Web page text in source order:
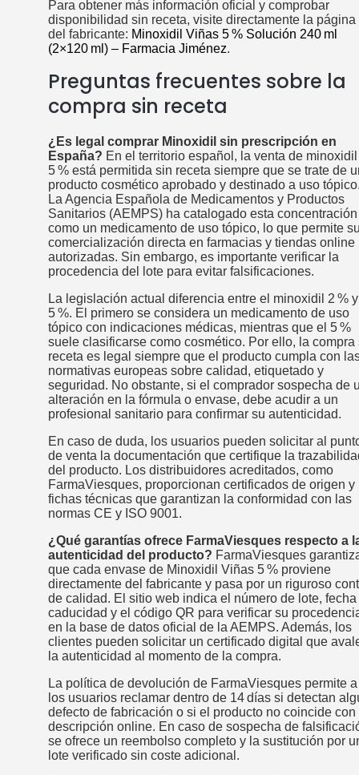
Para obtener más información oficial y comprobar
disponibilidad sin receta, visite directamente la página
del fabricante: Minoxidil Viñas 5 % Solución 240 ml
(2×120 ml) – Farmacia Jiménez.
Preguntas frecuentes sobre la
compra sin receta
¿Es legal comprar Minoxidil sin prescripción en
España? En el territorio español, la venta de
5 % está permitida sin receta siempre que se trate de
producto cosmético aprobado y destinado a uso
La Agencia Española de Medicamentos y Productos
Sanitarios (AEMPS) ha catalogado esta concentración
como un medicamento de uso tópico, lo que permite
comercialización directa en farmacias y tiendas online
autorizadas. Sin embargo, es importante verificar la
procedencia del lote para evitar falsificaciones.
La legislación actual diferencia entre el minoxidil 2 %
5 %. El primero se considera un medicamento de uso
tópico con indicaciones médicas, mientras que el 5 %
suele clasificarse como cosmético. Por ello, la compra
receta es legal siempre que el producto cumpla con
normativas europeas sobre calidad, etiquetado y
seguridad. No obstante, si el comprador sospecha de
alteración en la fórmula o envase, debe acudir a un
profesional sanitario para confirmar su autenticidad.
En caso de duda, los usuarios pueden solicitar al
de venta la documentación que certifique la
del producto. Los distribuidores acreditados, como
FarmaViesques, proporcionan certificados de origen y
fichas técnicas que garantizan la conformidad con las
normas CE y ISO 9001.
¿Qué garantías ofrece FarmaViesques respecto a
autenticidad del producto? FarmaViesques
que cada envase de Minoxidil Viñas 5 % proviene
directamente del fabricante y pasa por un riguroso
de calidad. El sitio web indica el número de lote, fecha
caducidad y el código QR para verificar su
en la base de datos oficial de la AEMPS. Además, los
clientes pueden solicitar un certificado digital que
la autenticidad al momento de la compra.
La política de devolución de FarmaViesques permite a
los usuarios reclamar dentro de 14 días si detectan
defecto de fabricación o si el producto no coincide con
descripción online. En caso de sospecha de
se ofrece un reembolso completo y la sustitución por
lote verificado sin coste adicional.